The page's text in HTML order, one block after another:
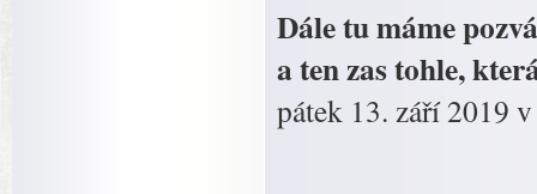
Dále tu máme
a ten zas tohle,
pátek 13. září 2019